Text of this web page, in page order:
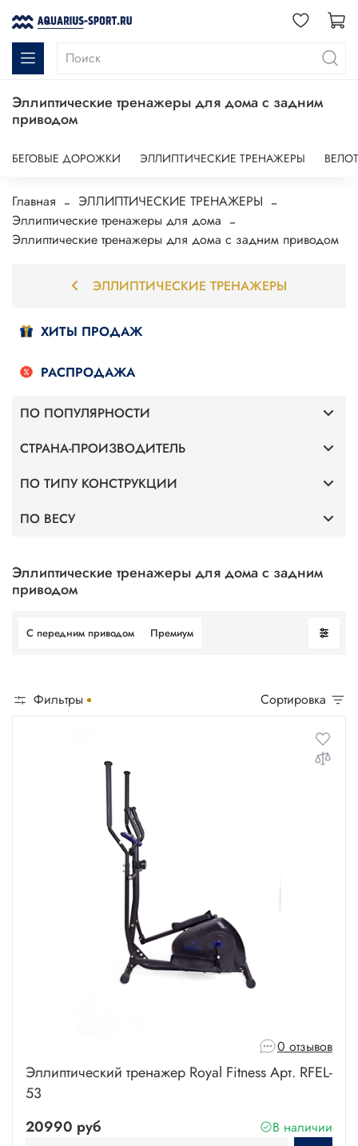
Эллиптические тренажеры для дома с задним
приводом
БЕГОВЫЕ ДОРОЖКИ ЭЛЛИПТИЧЕСКИЕ ТРЕНАЖЕРЫ
Главная
ЭЛЛИПТИЧЕСКИЕ ТРЕНАЖЕРЫ
Эллиптические тренажеры для дома
Эллиптические тренажеры для дома с задним приводом
Эллиптические тренажеры для дома с задним
приводом
С передним приводом Премиум
Фильтры Сортировка
0 отзывов
Эллиптический тренажер Royal Fitness Арт. RFEL-
53
20990 руб
В наличии
ЭЛЛИПТИЧЕСКИЕ ТРЕНАЖЕРЫ
ХИТЫ ПРОДАЖ
РАСПРОДАЖА
ПО ПОПУЛЯРНОСТИ
Премиум
С передним приводом
СТРАНА-ПРОИЗВОДИТЕЛЬ
Германия
ПО ТИПУ КОНСТРУКЦИИ
С передним приводом
ПО ВЕСУ
Для веса 130 кг
Для веса 140 кг
Для веса 180 кг
Для веса 200 кг